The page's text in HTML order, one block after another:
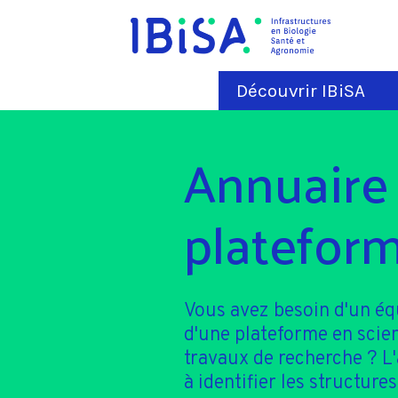
Découvrir IBiSA
Vous avez besoin d'un
d'une plateforme en
travaux de recherche ?
à identifier les